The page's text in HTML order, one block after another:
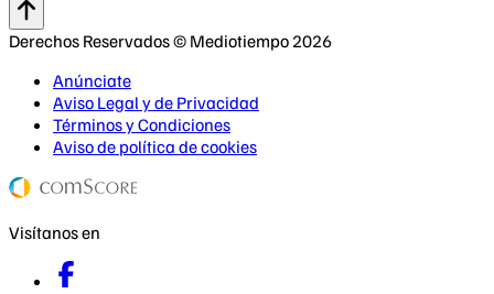
Derechos Reservados © Mediotiempo 2026
Anúnciate
Aviso Legal y de Privacidad
Términos y Condiciones
Aviso de política de cookies
Visítanos en